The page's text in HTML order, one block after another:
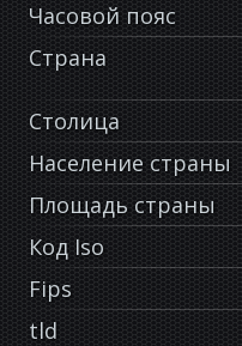
Часовой пояс
Страна
Столица
Население страны
Площадь страны
Код Iso
Fips
tld